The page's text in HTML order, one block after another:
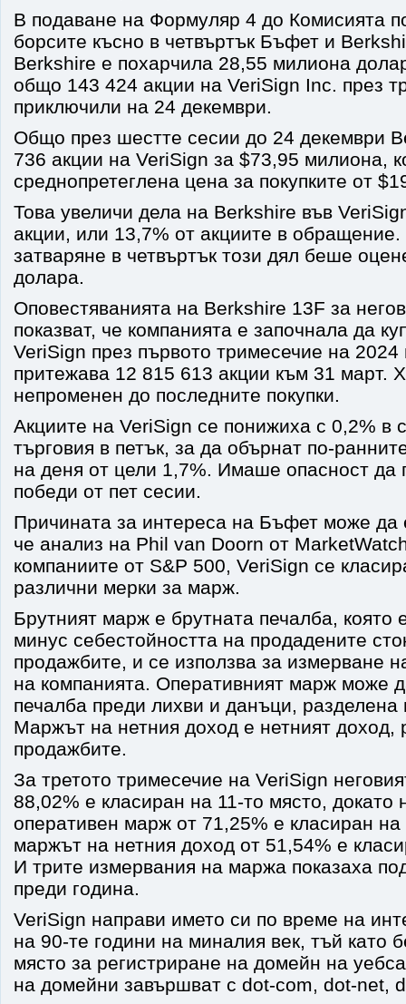
В подаване на Формуляр 4 до Комисията
борсите късно в четвъртък Бъфет и
Berkshire е похарчила 28,55 милиона
общо 143 424 акции на VeriSign Inc. през
приключили на 24 декември.
Общо през шестте сесии до 24 декември
736 акции на VeriSign за $73,95 милиона,
среднопретеглена цена за покупките от
Това увеличи дела на Berkshire във
акции, или 13,7% от акциите в
затваряне в четвъртък този дял беше
долара.
Оповестяванията на Berkshire 13F за
показват, че компанията е започнала да
VeriSign през първото тримесечие на 2024
притежава 12 815 613 акции към 31 март.
непроменен до последните покупки.
Акциите на VeriSign се понижиха с 0,2% в
търговия в петък, за да обърнат по-
на деня от цели 1,7%. Имаше опасност да
победи от пет сесии.
Причината за интереса на Бъфет може да
че анализ на Phil van Doorn от
компаниите от S&P 500, VeriSign се
различни мерки за марж.
Брутният марж е брутната печалба, която
минус себестойността на продадените
продажбите, и се използва за измерване
на компанията. Оперативният марж може
печалба преди лихви и данъци,
Маржът на нетния доход е нетният доход,
продажбите.
За третото тримесечие на VeriSign
88,02% е класиран на 11-то място, докато
оперативен марж от 71,25% е класиран
маржът на нетния доход от 51,54% е
И трите измервания на маржа показаха
преди година.
VeriSign направи името си по време на
на 90-те години на миналия век, тъй като
място за регистриране на домейн на
на домейни завършват с dot-com, dot-net,